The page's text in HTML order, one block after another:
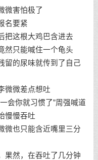
微害怕极了
名要紧
把这根大鸡巴含进去
然只能喊住一个龟头
留的尿味就传到了自己
微微差点想吐
会你就习惯了”周强喊道
慢慢吞吐
微也只能含近嘴里三分
果然，在吞吐了几分钟